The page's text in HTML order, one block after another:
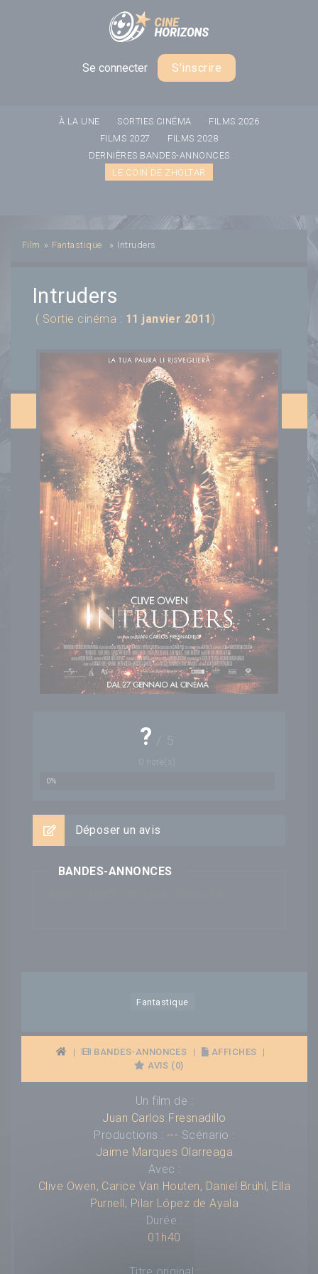
Se connecter S'inscrire
À LA UNE SORTIES CINÉMA
FILMS 2026
FILMS 2027
FILMS 2028
DERNIÈRES BANDES-ANNONCES
LE COIN DE ZHOLTAR
Film » Fantastique » Intruders
Intruders
( Sortie cinéma : 11 janvier 2011)
? / 5
note(s)
0%
Déposer un avis
BANDES-ANNONCES
Fantastique
| BANDES-ANNONCES | AFFICHES
|
AVIS (0)
Un film de :
Juan Carlos Fresnadillo
Productions : --- Scénario :
Jaime Marques Olarreaga
Avec :
Clive Owen, Carice Van Houten, Daniel Brühl, Ella
Purnell, Pilar López de Ayala
Durée :
01h40
Panneau de gestion des cookies